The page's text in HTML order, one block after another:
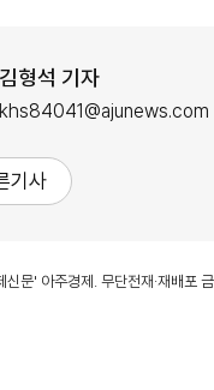
김형석 기자
khs84041@ajunews.com
기사
문' 아주경제. 무단전재·재배포